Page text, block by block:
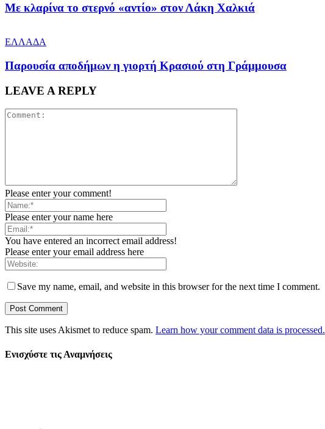
Με κλαρίνα το στερνό «αντίο» στον Λάκη Χαλκιά
ΕΛΛΑΔΑ
Παρουσία αποδήμων η γιορτή Κρασιού στη Γράμμουσα
LEAVE A REPLY
Please enter your comment!
Please enter your name here
You have entered an incorrect email address!
Please enter your email address here
Save my name, email, and website in this browser for the next time I comment.
This site uses Akismet to reduce spam. Learn how your comment data is processed.
Ενισχύστε τις Αναμνήσεις